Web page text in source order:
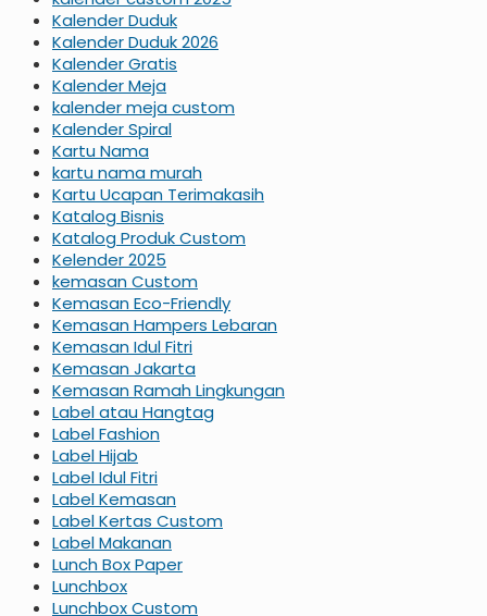
Kalender Duduk
Kalender Duduk 2026
Kalender Gratis
Kalender Meja
kalender meja custom
Kalender Spiral
Kartu Nama
kartu nama murah
Kartu Ucapan Terimakasih
Katalog Bisnis
Katalog Produk Custom
Kelender 2025
kemasan Custom
Kemasan Eco-Friendly
Kemasan Hampers Lebaran
Kemasan Idul Fitri
Kemasan Jakarta
Kemasan Ramah Lingkungan
Label atau Hangtag
Label Fashion
Label Hijab
Label Idul Fitri
Label Kemasan
Label Kertas Custom
Label Makanan
Lunch Box Paper
Lunchbox
Lunchbox Custom